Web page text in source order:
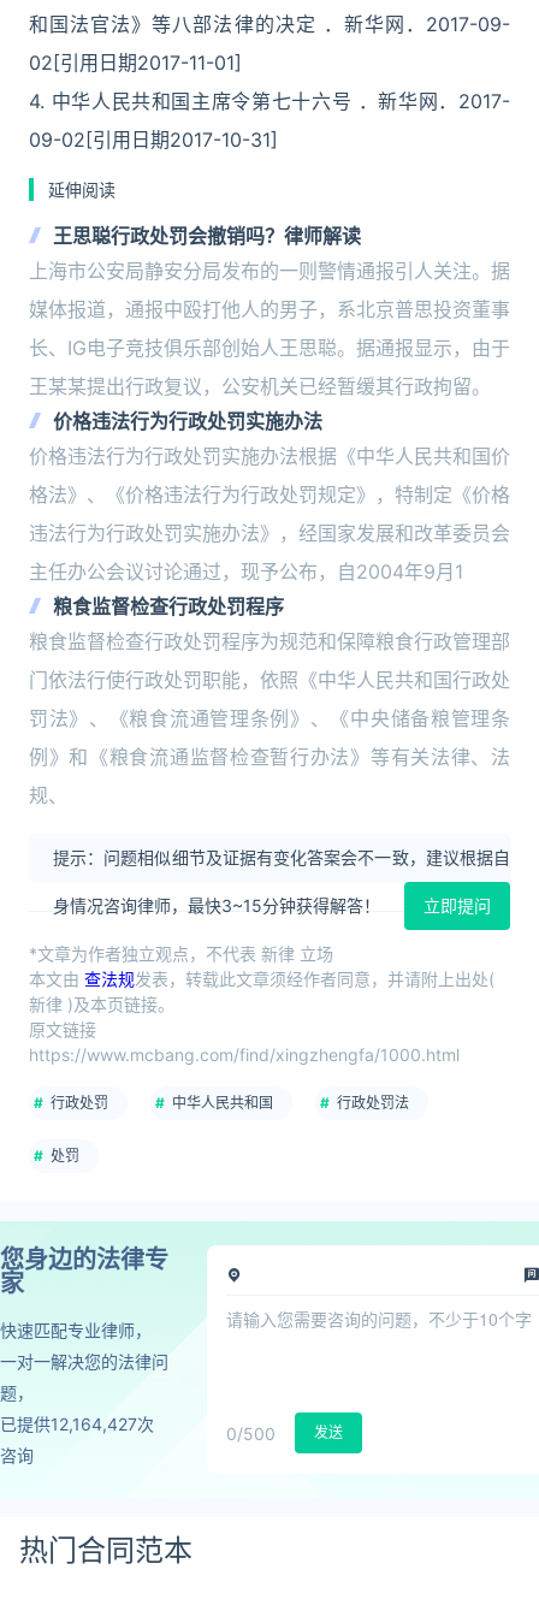
和国法官法》等八部法律的决定 ．新华网．2017-09-
02[引用日期2017-11-01]
4. 中华人民共和国主席令第七十六号 ．新华网．2017-
09-02[引用日期2017-10-31]
延伸阅读
王思聪行政处罚会撤销吗？律师解读
上海市公安局静安分局发布的一则警情通报引人关注。据
媒体报道，通报中殴打他人的男子，系北京普思投资董事
长、IG电子竞技俱乐部创始人王思聪。据通报显示，由于
王某某提出行政复议，公安机关已经暂缓其行政拘留。
价格违法行为行政处罚实施办法
价格违法行为行政处罚实施办法根据《中华人民共和国价
格法》、《价格违法行为行政处罚规定》，特制定《价格
违法行为行政处罚实施办法》，经国家发展和改革委员会
主任办公会议讨论通过，现予公布，自2004年9月1
粮食监督检查行政处罚程序
粮食监督检查行政处罚程序为规范和保障粮食行政管理部
门依法行使行政处罚职能，依照《中华人民共和国行政处
罚法》、《粮食流通管理条例》、《中央储备粮管理条
例》和《粮食流通监督检查暂行办法》等有关法律、法
规、
提示：问题相似细节及证据有变化答案会不一致，建议根据自
身情况咨询律师，最快3~15分钟获得解答！ 立即提问
*文章为作者独立观点，不代表 新律 立场
本文由 查法规发表，转载此文章须经作者同意，并请附上出处(
新律 )及本页链接。
原文链接
https://www.mcbang.com/find/xingzhengfa/1000.html
行政处罚 中华人民共和国 行政处罚法
处罚
您身边的法律专
家
快速匹配专业律师，
一对一解决您的法律问
题，
已提供12,164,427次
咨询
0/500 发送
热门合同范本